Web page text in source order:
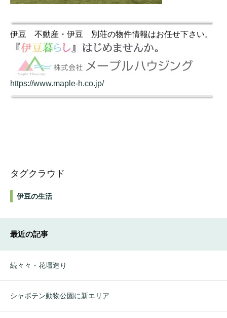
伊豆 不動産・伊豆 別荘の物件情報はお任せ下さい。
https://www.maple-h.co.jp/
タグクラウド
伊豆の生活
最近の記事
続々々・花壇造り
シャボテン動物公園に新エリア